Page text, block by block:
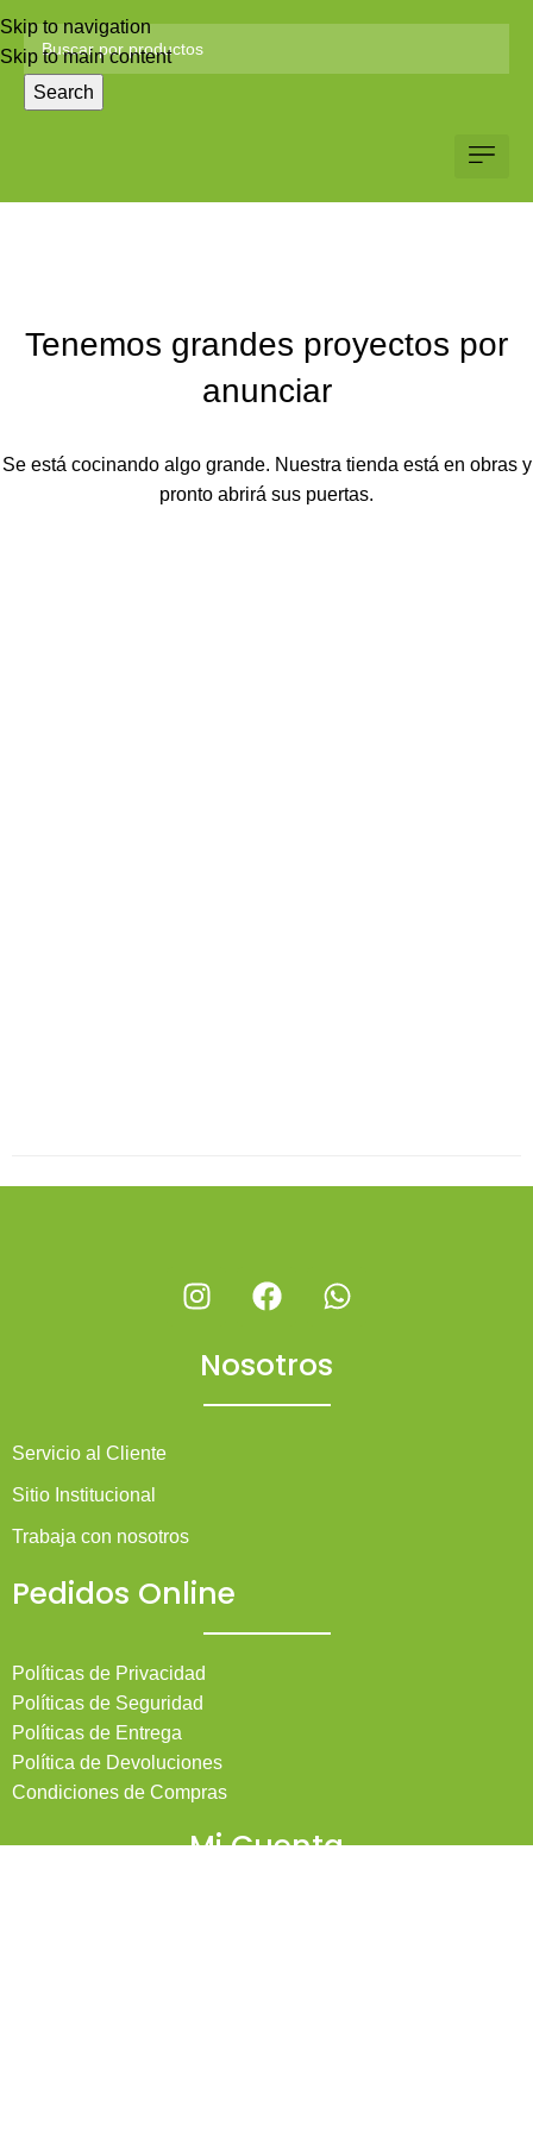
Skip to navigation
Skip to main content
Search
Tenemos grandes proyectos por
anunciar
Se está cocinando algo grande. Nuestra tienda está en obras y
pronto abrirá sus puertas.
Nosotros
Servicio al Cliente
Sitio Institucional
Trabaja con nosotros
Pedidos Online
Políticas de Privacidad
Políticas de Seguridad
Políticas de Entrega
Política de Devoluciones
Condiciones de Compras
Mi Cuenta